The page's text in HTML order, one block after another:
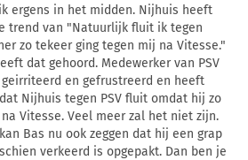
ergens in het midden. Nijhuis heeft
trend van "Natuurlijk fluit ik tegen
zo tekeer ging tegen mij na Vitesse."
dat gehoord. Medewerker van PSV
en gefrustreerd en heeft
Nijhuis tegen PSV fluit omdat hij zo
Vitesse. Veel meer zal het niet zijn.
Bas nu ook zeggen dat hij een grap
verkeerd is opgepakt. Dan ben je